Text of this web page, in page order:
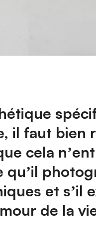
il faut bien
cela
quʼil
et sʼil
de la